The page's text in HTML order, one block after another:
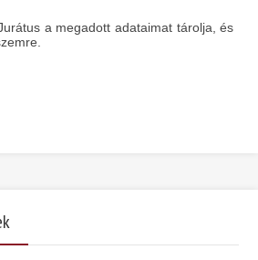
a megadott adataimat tárolja, és